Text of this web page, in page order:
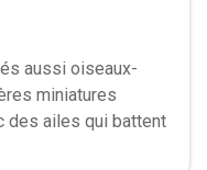
aussi oiseaux-
miniatures
des ailes qui battent